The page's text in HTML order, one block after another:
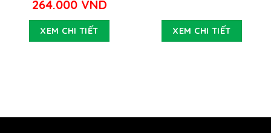
Giá
gốc
là:
280.000 VND.
264.000 VNDGiá
hiện
là:
XEM CHI TIẾT XEM CHI TIẾT